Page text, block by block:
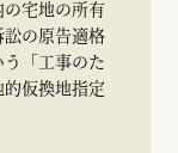
宅地の所有
の原告適格
「工事のた
仮換地指定